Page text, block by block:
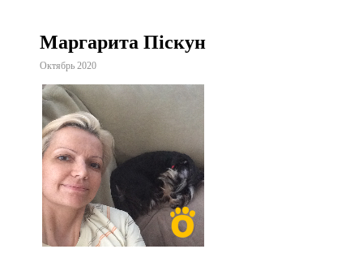
Маргарита Піскун
Октябрь 2020